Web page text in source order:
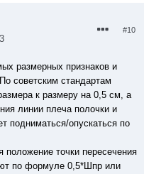
#10
размерных признаков и
советским стандартам
к размеру на 0,5 см, а
линии плеча полочки и
подниматься/опускаться по
положение точки пересечения
по формуле 0,5*Шпр или